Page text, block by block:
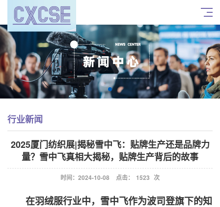
行业新闻
2025厦门纺织展|揭秘雪中飞：贴牌生产还是品牌力
量？雪中飞真相大揭秘，贴牌生产背后的故事
时间：2024-10-08 点击： 1523 次
在羽绒服行业中，雪中飞作为波司登旗下的知